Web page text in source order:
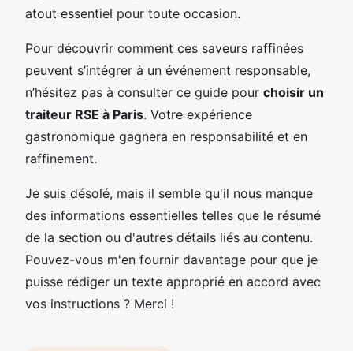
atout essentiel pour toute occasion.
Pour découvrir comment ces saveurs raffinées
peuvent s’intégrer à un événement responsable,
n’hésitez pas à consulter ce guide pour choisir un
traiteur RSE à Paris. Votre expérience
gastronomique gagnera en responsabilité et en
raffinement.
Je suis désolé, mais il semble qu'il nous manque
des informations essentielles telles que le résumé
de la section ou d'autres détails liés au contenu.
Pouvez-vous m'en fournir davantage pour que je
puisse rédiger un texte approprié en accord avec
vos instructions ? Merci !